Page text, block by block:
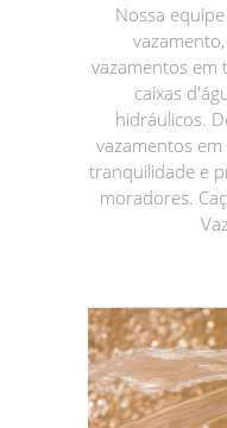
Nossa
vazamentos em
caixas
hidráulicos.
vazamentos
tranquilidade e
moradores.